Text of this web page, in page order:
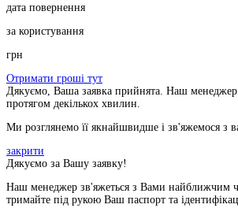
дата повернення
за користування
грн
Отримати гроші тут
Дякуємо, Ваша заявка прийнята. Наш менеджер
протягом декількох хвилин.
Ми розглянемо її якнайшвидше і зв'яжемося з
закрити
Дякуємо за Вашу заявку!
Наш менеджер зв'яжеться з Вами найближчим
тримайте під рукою Ваш паспорт та